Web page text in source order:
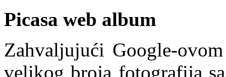
Picasa web album
Zahvaljujući Google-
velikog broja fotografija